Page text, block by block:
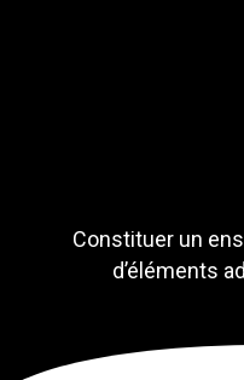
Constituer un
d’éléments